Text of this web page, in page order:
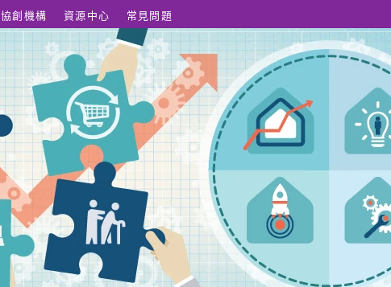
協創機構 資源中心 常見問題